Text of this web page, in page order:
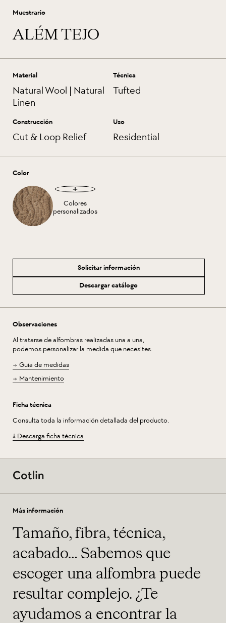
Muestrario
ALÉM TEJO
Material
Natural Wool | Natural
Linen
Técnica
Tufted
Construcción
Cut & Loop Relief
Uso
Residential
Color
Colores
personalizados
Solicitar información
Descargar catálogo
Observaciones
Al tratarse de alfombras realizadas una a una,
podemos personalizar la medida que necesites.
Guia de medidas
Mantenimiento
Ficha técnica
Consulta toda la información detallada del producto.
Descarga ficha técnica
Más información
Tamaño, fibra, técnica,
acabado… Sabemos que
escoger una alfombra puede
resultar complejo. ¿Te
ayudamos a encontrar la